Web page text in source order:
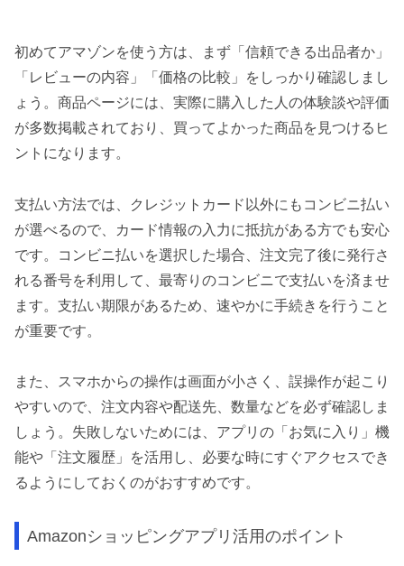
初めてアマゾンを使う方は、まず「信頼できる出品者か」
「レビューの内容」「価格の比較」をしっかり確認しまし
ょう。商品ページには、実際に購入した人の体験談や評価
が多数掲載されており、買ってよかった商品を見つけるヒ
ントになります。
支払い方法では、クレジットカード以外にもコンビニ払い
が選べるので、カード情報の入力に抵抗がある方でも安心
です。コンビニ払いを選択した場合、注文完了後に発行さ
れる番号を利用して、最寄りのコンビニで支払いを済ませ
ます。支払い期限があるため、速やかに手続きを行うこと
が重要です。
また、スマホからの操作は画面が小さく、誤操作が起こり
やすいので、注文内容や配送先、数量などを必ず確認しま
しょう。失敗しないためには、アプリの「お気に入り」機
能や「注文履歴」を活用し、必要な時にすぐアクセスでき
るようにしておくのがおすすめです。
Amazonショッピングアプリ活用のポイント